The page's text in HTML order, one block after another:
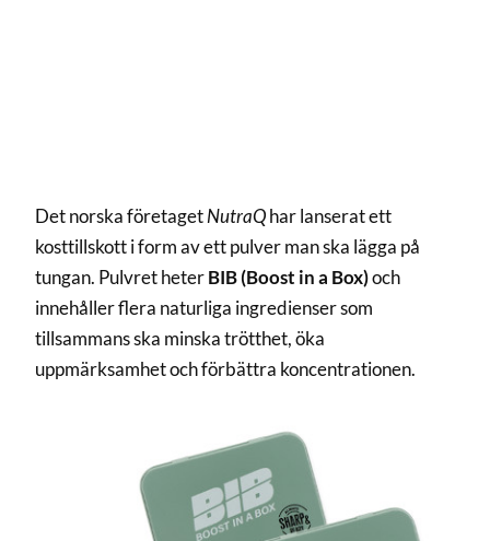
Det norska företagetNutraQhar lanserat ett
kosttillskott i form av ett pulver man ska lägga på
tungan. Pulvret heterBIB (Boost in a Box)och
innehåller flera naturliga ingredienser som
tillsammans ska minska trötthet, öka
uppmärksamhet och förbättra koncentrationen.